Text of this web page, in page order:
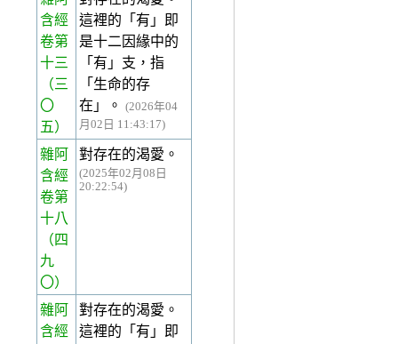
含經
卷第
十三
（三
〇
五）
這裡的「有」即
是十二因緣中的
「有」支，指
「生命的存
在」。
(2026年04
月02日 11:43:17)
雜阿
含經
卷第
十八
（四
九
〇）
對存在的渴愛。
(2025年02月08日
20:22:54)
雜阿
含經
對存在的渴愛。
這裡的「有」即